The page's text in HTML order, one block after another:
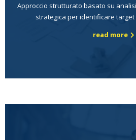
Approccio strutturato basato su
strategica per identificare
read more